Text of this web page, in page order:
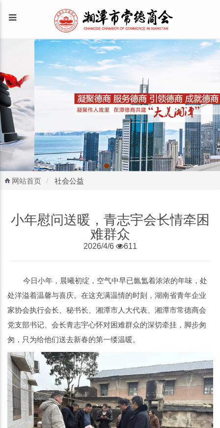
网站首页 社会公益
小年慰问送暖，青志宇会长情牵困
难群众
2026/4/6 611
今日小年，晨曦初绽，空气中早已氤氲着浓浓的年味，处
处洋溢着温馨与喜庆。在这充满温情的时刻，湖南省青年企业
家协会执行会长、秘书长、湘潭市人大代表、湘潭市常德商会
党支部书记、会长青志宇心怀对困难群众的深切牵挂，脚步匆
匆，只为给他们送去新春的第一缕温暖。